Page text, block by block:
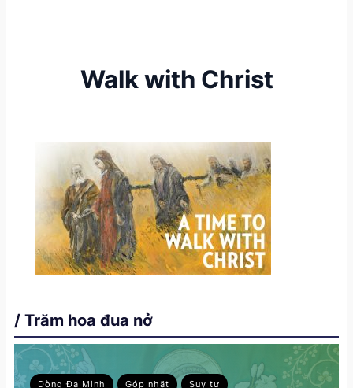
Walk with Christ
/ Trăm hoa đua nở
Dòng Đa Minh Góp nhặt Suy tư